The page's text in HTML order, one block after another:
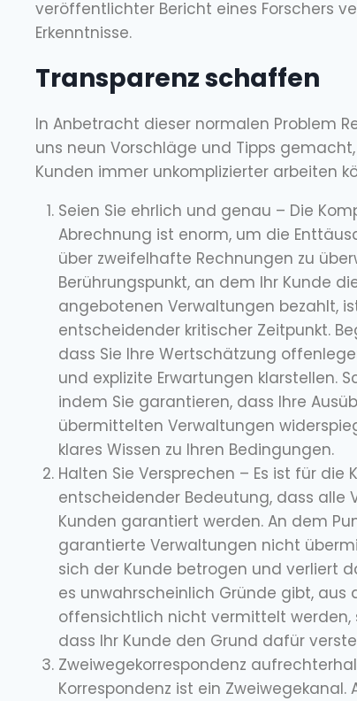
veröffentlichter Bericht eines Forschers
Erkenntnisse.
Transparenz schaffen
In Anbetracht dieser normalen Problem
uns neun Vorschläge und Tipps
Kunden immer unkomplizierter arbeiten
Seien Sie ehrlich und genau – Die
Abrechnung ist enorm, um die
über zweifelhafte Rechnungen zu
Berührungspunkt, an dem Ihr Kunde
angebotenen Verwaltungen bezahlt,
entscheidender kritischer Zeitpunkt.
dass Sie Ihre Wertschätzung
und explizite Erwartungen klarstellen.
indem Sie garantieren, dass Ihre
übermittelten Verwaltungen
klares Wissen zu Ihren Bedingungen.
Halten Sie Versprechen – Es ist für die
entscheidender Bedeutung, dass alle
Kunden garantiert werden. An dem
garantierte Verwaltungen nicht
sich der Kunde betrogen und verliert
es unwahrscheinlich Gründe gibt, aus
offensichtlich nicht vermittelt werden,
dass Ihr Kunde den Grund dafür
Zweiwegekorrespondenz
Korrespondenz ist ein Zweiwegekanal.